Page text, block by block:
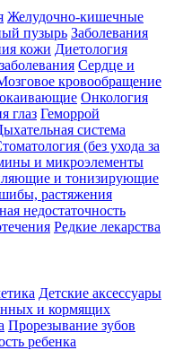
Желудочно-кишечные
пузырь Заболевания
кожи Диетология
Сердце и
кровообращение
Онкология
глаз Геморрой
система
(без ухода за
и микроэлементы
и тонизирующие
растяжения
недостаточность
Редкие лекарства
Детские аксессуары
и кормящих
Прорезывание зубов
ребенка